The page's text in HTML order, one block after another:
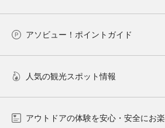
アソビュー！ポイントガイド
人気の観光スポット情報
アウトドアの体験を安心・安全にお